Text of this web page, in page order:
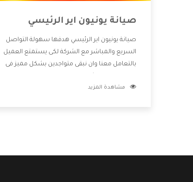
صيانة يونيون اير الرئيسي
صيانة يونيون اير الرئيسي هدفها سهولة التواصل
السريع والمباشر مع الشركة لكى يستمتع العميل
بالتعامل معنا وان نبقى متواجدين بشكل مميز فى
للعميل وان يستمتع بالخدمات التى تنفرد الشركة بها
مشاهدة المزيد